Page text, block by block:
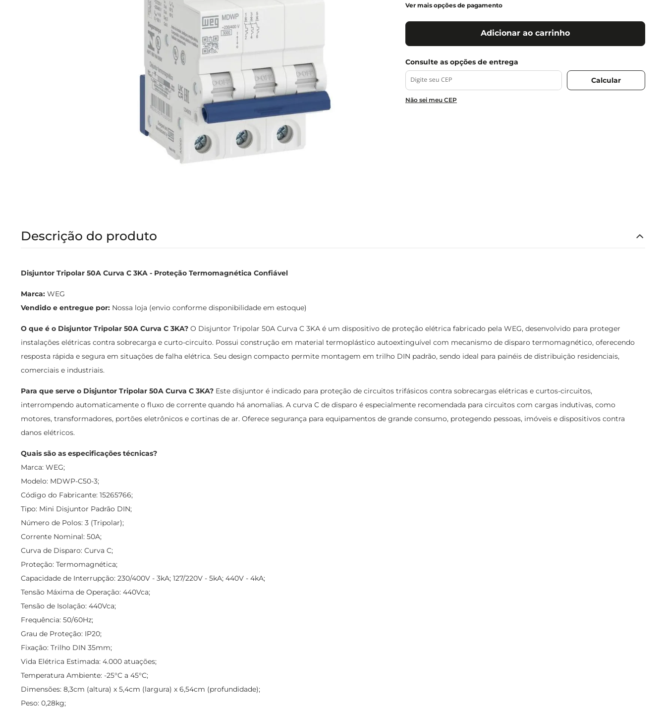
Ver mais opções de pagamento
Adicionar ao carrinho
Não sei meu CEP
Descrição do produto
Disjuntor Tripolar 50A Curva C 3KA - Proteção Termomagnética Confiável
Marca: WEG
Vendido e entregue por: Nossa loja (envio conforme disponibilidade em estoque)
O que é o Disjuntor Tripolar 50A Curva C 3KA? O Disjuntor Tripolar 50A Curva C 3KA é um dispositivo de proteção elétrica fabricado pela WEG, desenvolvido para proteger
instalações elétricas contra sobrecarga e curto-circuito. Possui construção em material termoplástico autoextinguível com mecanismo de disparo termomagnético, oferecendo
resposta rápida e segura em situações de falha elétrica. Seu design compacto permite montagem em trilho DIN padrão, sendo ideal para painéis de distribuição residenciais,
comerciais e industriais.
Para que serve o Disjuntor Tripolar 50A Curva C 3KA? Este disjuntor é indicado para proteção de circuitos trifásicos contra sobrecargas elétricas e curtos-circuitos,
interrompendo automaticamente o fluxo de corrente quando há anomalias. A curva C de disparo é especialmente recomendada para circuitos com cargas indutivas, como
motores, transformadores, portões eletrônicos e cortinas de ar. Oferece segurança para equipamentos de grande consumo, protegendo pessoas, imóveis e dispositivos contra
danos elétricos.
Quais são as especificações técnicas?
Marca: WEG;
Modelo: MDWP-C50-3;
Código do Fabricante: 15265766;
Tipo: Mini Disjuntor Padrão DIN;
Número de Polos: 3 (Tripolar);
Corrente Nominal: 50A;
Curva de Disparo: Curva C;
Proteção: Termomagnética;
Capacidade de Interrupção: 230/400V - 3kA; 127/220V - 5kA; 440V - 4kA;
Tensão Máxima de Operação: 440Vca;
Tensão de Isolação: 440Vca;
Frequência: 50/60Hz;
Grau de Proteção: IP20;
Fixação: Trilho DIN 35mm;
Vida Elétrica Estimada: 4.000 atuações;
Temperatura Ambiente: -25°C a 45°C;
Dimensões: 8,3cm (altura) x 5,4cm (largura) x 6,54cm (profundidade);
Peso: 0,28kg;